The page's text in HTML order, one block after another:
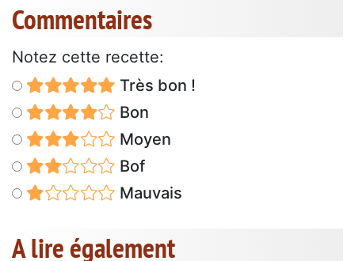
Commentaires
Notez cette recette:
Très bon !
Bon
Moyen
Bof
Mauvais
A lire également